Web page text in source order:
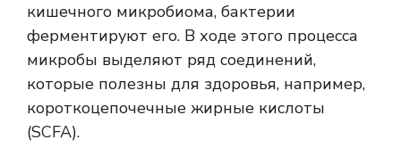
кишечного микробиома, бактерии
ферментируют его. В ходе этого процесса
микробы выделяют ряд соединений,
которые полезны для здоровья, например,
короткоцепочечные жирные кислоты
(SCFA).